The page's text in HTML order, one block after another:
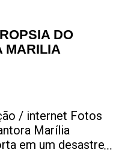
DO
MARILIA
/ internet Fotos
Marília
em um desastre